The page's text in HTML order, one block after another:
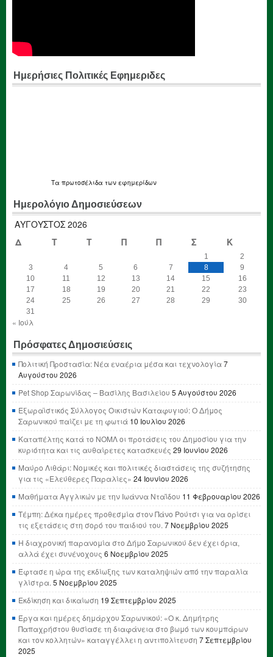
Ημερήσιες Πολιτικές Εφημεριδες
Τα πρωτοσέλιδα των εφημερίδων
Ημερολόγιο Δημοσιεύσεων
ΑΎΓΟΥΣΤΟΣ 2026
Δ
Τ Τ Π Π Σ Κ
1
2
3
4 5 6 7 8
9
10
11 12 13 14 15
16
17
18 19 20 21 22
23
24
25 26 27 28 29
30
31
« Ιούλ
Πρόσφατες Δημοσιεύσεις
Πολιτική Προστασία: Νέα εναέρια μέσα και τεχνολογία7
Αυγούστου 2026
Pet Shop Σαρωνίδας – Βασίλης Βασιλείου 5 Αυγούστου 2026
Εξωραϊστικός Σύλλογος Οικιστών Καταφυγιού: Ο Δήμος
Σαρωνικού παίζει με τη φωτιά 10 Ιουλίου 2026
Καταπέλτης κατά το ΝΟΜΛ οι προτάσεις του Δημοσίου για την
κυριότητα και τις αυθαίρετες κατασκευές 29 Ιουνίου 2026
Μαύρο Λιθάρι: Νομικές και πολιτικές διαστάσεις της συζήτησης
για τις «Ελεύθερες Παραλίες» 24 Ιουνίου 2026
Μαθήματα Αγγλικών με την Ιωάννα Νταΐδου 11 Φεβρουαρίου 2026
Τέμπη: Δέκα ημέρες προθεσμία στον Πάνο Ρούτσι για να ορίσει
τις εξετάσεις στη σορό του παιδιού του.7 Νοεμβρίου 2025
Η διαχρονική παρανομία στο Δήμο Σαρωνικού δεν έχει όρια,
αλλά έχει συνένοχους 6 Νοεμβρίου 2025
Έφτασε η ώρα της εκδίωξης των καταληψιών από την παραλία
γλίστρα.5 Νοεμβρίου 2025
Εκδίκηση και δικαίωση 19 Σεπτεμβρίου 2025
Έργα και ημέρες δημάρχου Σαρωνικού: «Ο κ. Δημήτρης
Παπαχρήστου θυσίασε τη διαφάνεια στο βωμό των κουμπάρων
και τον κολλητών» καταγγέλλει η αντιπολίτευση 7 Σεπτεμβρίου
2025